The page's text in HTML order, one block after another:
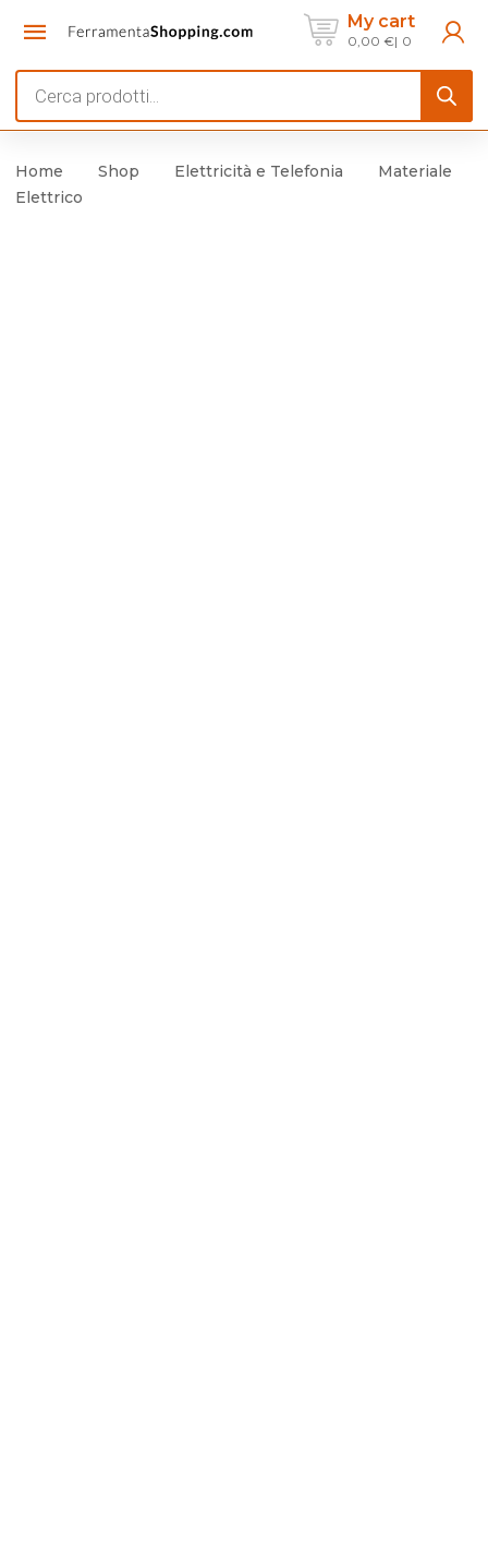
My cart
0,00 € 0
search
Home Shop Elettricità e Telefonia
Materiale
Elettrico